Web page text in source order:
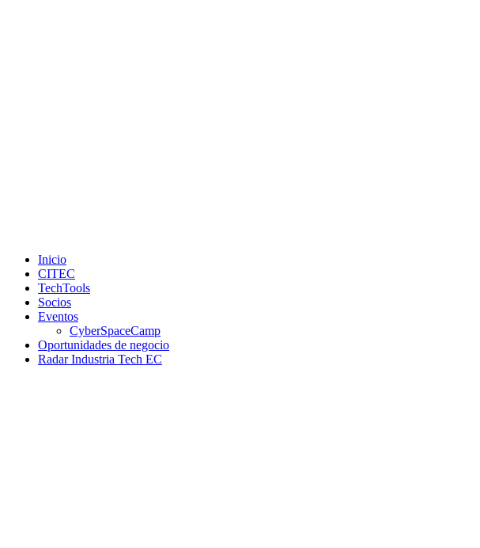
Inicio
CITEC
TechTools
Socios
Eventos
CyberSpaceCamp
Oportunidades de negocio
Radar Industria Tech EC